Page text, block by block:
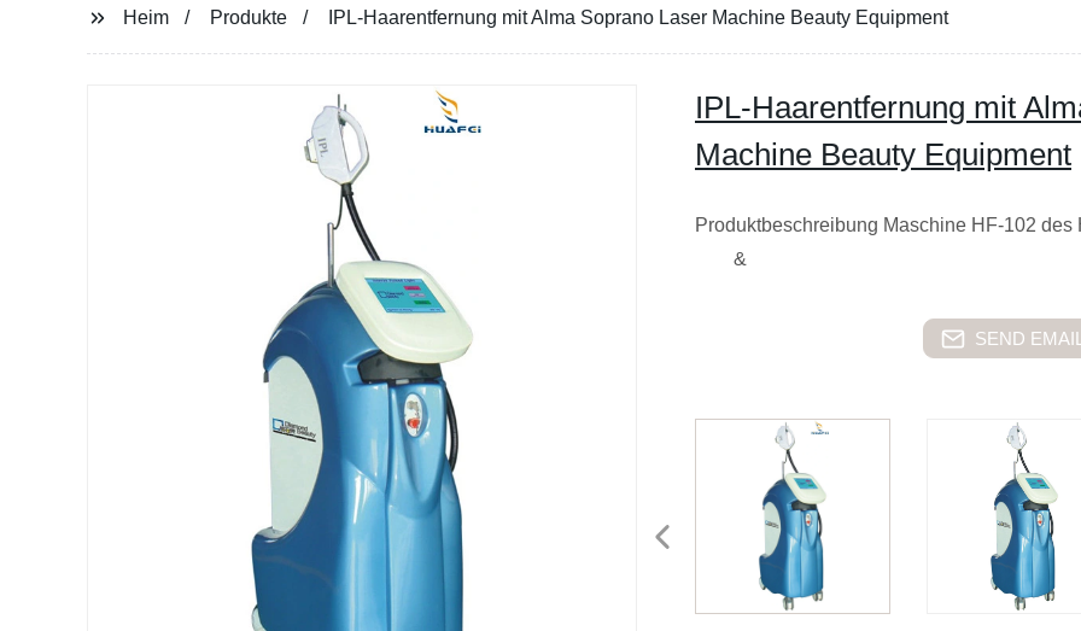
Heim Produkte IPL-Haarentfernung mit Alma Soprano Laser Machine Beauty Equipment
IPL-Haarentfernung mit
Machine Beauty Equipment
Produktbeschreibung Maschine
&
SEND